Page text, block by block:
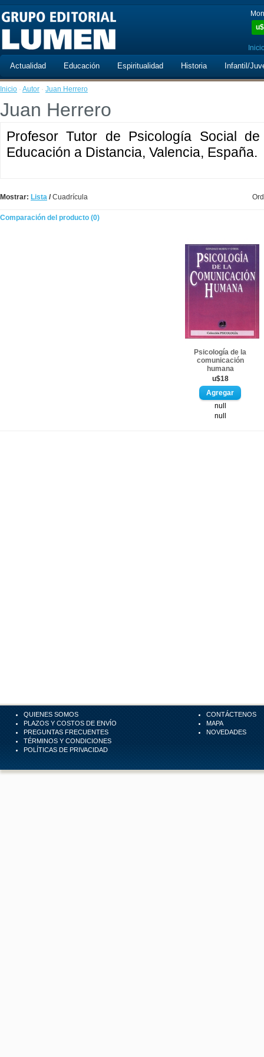
u$
Actualidad Educación Espiritualidad Historia Infantil/
Inicio · Autor · Juan Herrero
Juan Herrero
Profesor Tutor de Psicología Social
Educación a Distancia, Valencia, España.
Mostrar: Lista /Cuadrícula
Comparación del producto (0)
Psicología de la
comunicación
humana
u$18
null
null
QUIENES SOMOS
PLAZOS Y COSTOS DE ENVÍO
PREGUNTAS FRECUENTES
TÉRMINOS Y CONDICIONES
POLÍTICAS DE PRIVACIDAD
CONTÁCTENOS
MAPA
NOVEDADES